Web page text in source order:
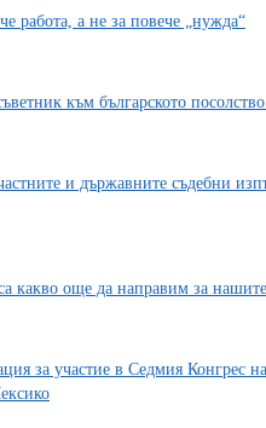
работа, а не за повече „нужда“
към българското
и държавните съдебни
какво още да направим за
за участие в Седмия Конгрес на